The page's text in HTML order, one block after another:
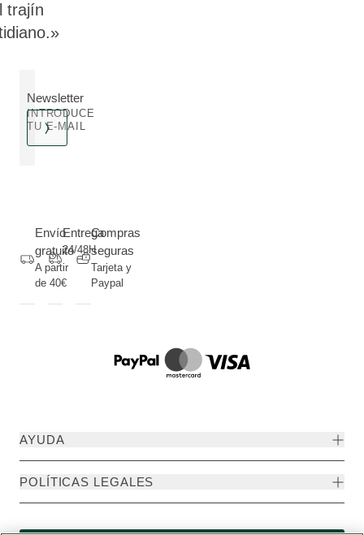
trajín
Newsletter
INTRODUCE
TU E-MAIL
Envío
gratuito
A partir
de 40€
Entrega
24/48H
Compras
seguras
Tarjeta y
Paypal
AYUDA
POLÍTICAS LEGALES